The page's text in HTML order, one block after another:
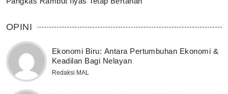
OPINI
Ekonomi Biru: Antara Pertumbuhan Ekonomi &
Keadilan Bagi Nelayan
Redaksi MAL